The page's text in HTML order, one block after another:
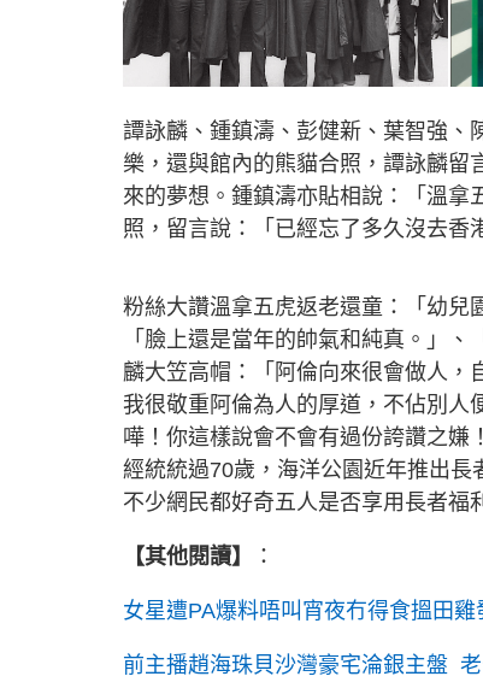
譚詠麟、鍾鎮濤、彭健新、葉智強、
樂，還與館內的熊貓合照，譚詠麟
來的夢想。鍾鎮濤亦貼相說：「溫拿
照，留言說：「已經忘了多久沒去香
粉絲大讚溫拿五虎返老還童：「幼兒
「臉上還是當年的帥氣和純真。」
麟大笠高帽：「阿倫向來很會做人，
我很敬重阿倫為人的厚道，不佔別人
嘩！你這樣說會不會有過份誇讚之
經統統過70歲，海洋公園近年推出
不少網民都好奇五人是否享用長者福
【其他閱讀】 ：
女星遭PA爆料唔叫宵夜冇得食搵田
前主播趙海珠貝沙灣豪宅淪銀主盤